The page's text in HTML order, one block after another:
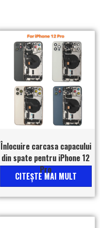
Înlocuire carcasa capacului
din spate pentru iPhone 12
Pro
CITEŞTE MAI MULT